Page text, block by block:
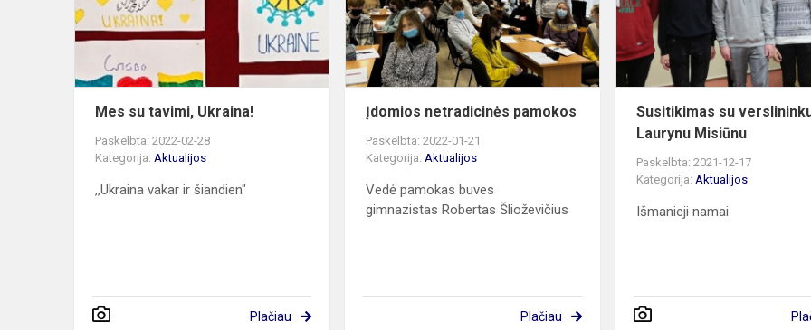
Mes su tavimi, Ukraina!
Paskelbta: 2022-02-28
Kategorija: Aktualijos
,,Ukraina vakar ir šiandien"
Plačiau
Įdomios netradicinės pamokos
Paskelbta: 2022-01-21
Kategorija:Aktualijos
Vedė pamokas buves
gimnazistas Robertas Šlioževičius
Plačiau
Susitikimas su
Laurynu Misiūnu
Paskelbta: 2021-12-17
Kategorija:Aktualijos
Išmanieji namai